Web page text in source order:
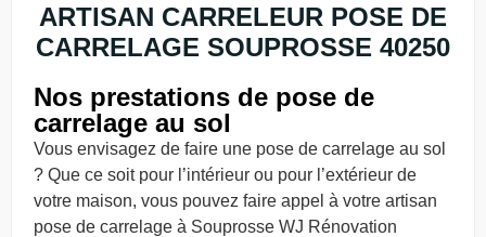
ARTISAN CARRELEUR POSE DE
CARRELAGE SOUPROSSE 40250
Nos prestations de pose de
carrelage au sol
Vous envisagez de faire une pose de carrelage au sol
? Que ce soit pour l’intérieur ou pour l’extérieur de
votre maison, vous pouvez faire appel à votre artisan
pose de carrelage à Souprosse WJ Rénovation